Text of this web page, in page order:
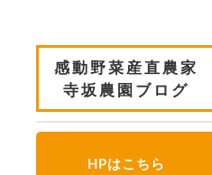
感動野菜産直農家
寺坂農園ブログ
HPはこちら